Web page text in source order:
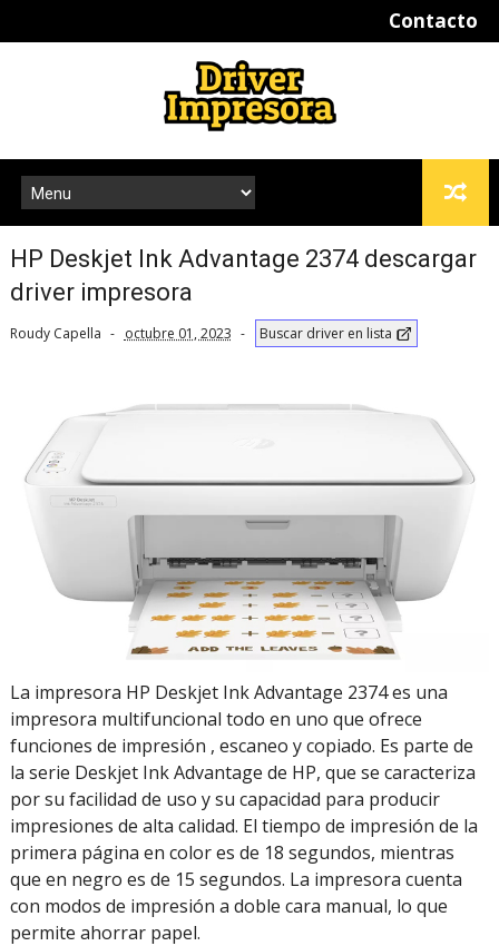
Contacto
HP Deskjet Ink Advantage 2374 descargar
driver impresora
Roudy Capella octubre 01, 2023 Buscar driver en lista
La impresora HP Deskjet Ink Advantage 2374 es una
impresora multifuncional todo en uno que ofrece
funciones de impresión , escaneo y copiado. Es parte de
la serie Deskjet Ink Advantage de HP, que se caracteriza
por su facilidad de uso y su capacidad para producir
impresiones de alta calidad. El tiempo de impresión de la
primera página en color es de 18 segundos, mientras
que en negro es de 15 segundos. La impresora cuenta
con modos de impresión a doble cara manual, lo que
permite ahorrar papel.